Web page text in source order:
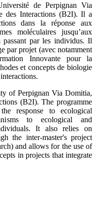
de Perpignan Via
des Interactions (B2I). Il a
dans la réponse aux
moléculaires jusqu’aux
passant par les individus. Il
par projet (avec notamment
Innovante pour la
et concepts de biologie
of Perpignan Via Domitia,
(B2I). The programme
response to ecological
to ecological and
It also relies on
the inter-master's project
and allows for the use of
in projects that integrate